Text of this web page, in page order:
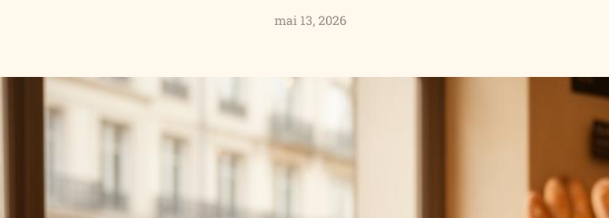
mai 13, 2026